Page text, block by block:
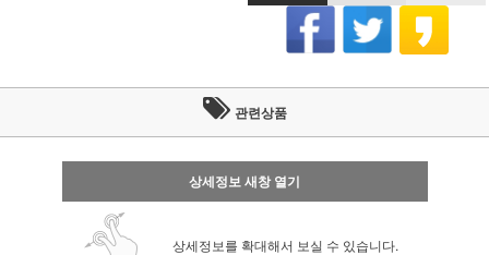
관련상품
상세정보 새창 열기
상세정보를 확대해서 보실 수 있습니다.